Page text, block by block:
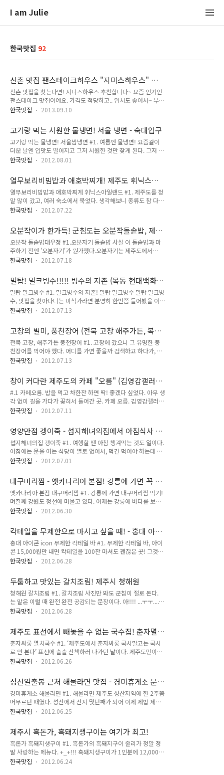
I am Julie
한국맛집 92
신촌 맛집 팬스테이크하우스 "지미스하우스" 스
테이크 먹으러 추천!
신촌 맛집을 찾는다면! 지니스하우스 추천합니다~ 요즘 인기인
팬스테이크 맛집이예요. 가격도 적당하고.. 위치도 좋아서~ 부담
없이 가기에 딱 좋은 것 같네요!!! Jimmy’s House 14,000원이
데 비주얼은 가격의 2배값을 하는 것 같죠? +_+ 아주 군침이 솔
솔.. 질도 좋아요~ 엄선된 국산 쇠고기만 사용하는 .. 정직한 맛
집. 지미스 하우스! 팬스테이크 먹으러 고고씽! Jimmy’s House
주소 : 서울시 서대문구 창천동 52-40 연락처 : 070-8822-
7151 영업시간: 주중 12시~ 10시 30분(3시-5시 브레이크타
면서 친구와 연인과 수다 떨기에 좋은 것..
한국맛집 2013.09.10
고기랑 먹는 시원한 물냉면! 서울 냉면 - 숙대입구
고기랑 먹는 물냉면! 서울쌈냉면 #1. 여름엔 물냉면! 요즘같이
더운 날엔 입맛도 떨어지고 그저 시원한 것만 찾게 된다. 그저 냉
면이 최고~! 사무실을 원효로1가로 옮겨 숙대앞의 맛집들을 찾
냉면을 발견하였다. 벌써 두번이나 다녀왔다. 오늘도 갈지도 모
른다. 너무나 맛있다~~!! 고기도 주고 냉면도 먹고! 물냉면과 비
빔냉면이 있다. 각 6,000원. 고기 추가는 3,000원. 곱배기는
500원! 추가! #2. 쫄깃한 면발에~ 시원하고 그윽한 육수. 서울
냉면의 냉면은 좀 맵기 때문에 매운 것이 부담스러운 분들은 덜
못하여, 늘 덜 맵게 해달라고 하는데 딱 좋다. 너무 맛있다 ㅠ_ㅠ
..
한국맛집 2012.08.01
열무보리비빔밥과 애호박찌개! 제주도 휘닉스아
일랜드 한식당 '일출봉'
열무보리비빔밥과 애호박찌게 휘닉스아일랜드 #1. 제주도를 정
말 많이 갔고, 여러 숙소에서 묵었다. 생각해보니 종류도 참 다양
하다. 펜션,게스트하우스,모텔,호텔,리조트,민박 그리고 심지어
일랜드' 리조트이다. 위치도 좋아하는 성산쪽에 있고, 시설과 가
격도 괜찮은 편이고, 풍경이 일단 너무 좋으니까!!! 섭지코지에
있으니까!!!!! 그리고 한가지 더 하자면, 밥이 참 맛있다 :) 휘닉스
아일랜드에 있는 한식당 '일출봉'에서는 한식을 정말 정갈한 스
타일로 맛볼 수 있다. 흑돼지구이도 있어요. 특히 전복뚝배기
애호박찌개(13,000원)을 먹었다. 반찬이 각각 접시에 담겨 1인
용으로 개..
한국맛집 2012.07.22
오분작이가 한가득! 군침도는 오분작돌솥밥, 제주
도 대우정
오분작 돌솥밥대우정 #1.오분자기 돌솥밥 사실 이 돌솥밥과 마
주하기 전엔 '오분자기'가 뭔가했다.오분자기는 제주도에서
70% 나는 해산물인데, 모양새는 전복과 흡사하다.둘 다 자주 마
@_@여튼 둘다 맛있다!! 오분자기는 특유의 오돌오돌 씹히는
식감 때문에 더 맛있고 재밌다. 오분자기는 보통 해물뚝배기나
된장찌게 등에 넣어서 먹지만! 돌솥밥으로도 먹는 곳이 있다고
하여! 소문난 맛집을 찾았다.그 이후로 그 맛에 반해!!! 제주에 갈
때마다 들르곤 한다. '대우정' 오분자기에 마가린과 양념을 넣어
로 한가득 뎦여진 잘게 썰린 오분자기들.뜨거운 김이 솔솔 오르
는 그 돌솥에 마가린과 양념장..
한국맛집 2012.07.18
밀탑! 밀크빙수!!!!! 빙수의 지존 (목동 현대백화
점 밀탑)
밀탑 밀크빙수 #1. 밀크빙수의 지존! 밀탑 밀크빙수 밀탑 밀크빙
수, 맛집을 찾아다니는 미식가라면 분명히 한번쯤 들어봤을 이름
이다. 내가 현대백화점을 좋아하는 가장 큰 이유일지도 모르겠
깐!!! 주말에는 사람들이 많아서 줄을 서야만 먹을 수 있는 곳. 이
럴 땐 평일에 시간이 나는 우리가 참 좋다 :) #2. 이런 오묘한 밀
크얼음이 또 없다. 사르르르... 녹는 것도 참 사르르르... 어쩜 이
런 우유 맛이 나지?!! 밀탑 밀크빙수는 정말 밀빙의 지존. 팥도
오동통하고 정말 맛있다!!! 떡도 큼직하게 뚝딱뚝딱 들어있다.
탑의 밀크빙수는 인당 하나는 먹어줘야 만족스럽다....ㅋㅋ 그만
큼 ..
한국맛집 2012.07.13
고창의 별미, 풍천장어 (전북 고창 해주가든, 복분
자칼국수 장어구이)
전북 고창, 해주가든 풍천장어 #1. 고창에 갔으니 그 유명한 풍
천장어를 먹어야 했다. 어디를 가면 좋을까 검색하고 하다가, 복
분자칼국수도 같이 하는 곳으로 결정! 센불에 초벌구이를 하고
한 맛이 전혀 없고, 장어를 그리 즐기지 않는 사람도 계속 먹고
싶을 정도로 담백하고 맛있었다. 소금구이, 양념구이가 있는데
둘다 추천 +_+ #2. 밑반찬이 맛있어서 또 좋았다. 흐흣. 특히 여
러 야채를 넣고 양념에 버무리신 반찬이 있었는데 (아쉽게도 사
진엔 없네요) 야채와 함께 들깨가 아삭하게 씹히는 맛이 별미였
으니 좋더라. #4. 노릇노릇하게 숯불로 구워지는 도톰한 장어
들.. 괜히 고창 풍..
한국맛집 2012.07.13
창이 커다란 제주도의 카페 "오름" (김영갑갤러
리 근처)
#.1 카페오름. 밥을 먹고 차한잔 하면 딱! 좋겠다 싶었다. 아무 생
각 없이 길을 가다가 꽂혀서 들어간 곳. 카페 오름. 김영갑갤러리
바로 근처에 있다. 바로 길건너편에 딱! 김영갑갤러리를 네번은
생긴지 두세달밖에 안되셨단다. 물론 이 글을 쓰는 지금으로부터
몇달 전의 이야기다. 이제는 오픈한지 일년정도 되셨겠네요 :) 커
다란 창이 아주 마음에 들던 곳. #2. 같이 간 한 친구는 이곳에서
이야기를 하다가 인생의 터닝포인트를 얻어가게 되었다. 역시 하
고 싶은 일을 해야겠다며, 밝은 표정에 격앙된 목소리로 말하던
다던 일을 하며 잘 살고 있다. 아침에 찾아가서 한적한 분위기가
..
한국맛집 2012.07.11
영양만점 겡이죽 - 섭지해녀의집에서 아침식사 하
기!
섭지해녀의집 갱이죽 #1. 여행할 땐 아침 챙겨먹는 것도 일이다.
아침에는 문을 여는 식당이 별로 없어서, 먹긴 먹어야 하는데 고
민 고민. 이 날도 그랬다. 제주도에 머무는 중에 친구들이 아침
왔는데 뭘 먹어야할지 한참 또 고민 고민. 오조해녀의 집을 갈까
도 하다가 저번에 가봤으므로 이번엔 섭지해녀의 집! 콜! 아침 식
사가 가능하고 아침에 부드럽게 죽을 먹어주는 것이 좋으니까
요! 섭지해녀의 집은 겡이죽이 유명하다. 제주도 방언으로 게를
겡이 혹은 깅이라고 한다고 한다. 겡이죽은 갯벌에 사는 작은 겡
에 완전 영양 만점이라고! 색은 좀 요상스럽긴 하지만, 영양 만점
에 고소하고 맛있으니 ..
한국맛집 2012.07.01
대구머리찜 - 옛카나리아 본점! 강릉에 가면 꼭 가
볼 맛집
옛카나리아 본점 대구머리찜 #1. 강릉에 가면 대구머리찜 먹기!
며칠째 강원도 정선에 머물고 있다. 어제는 강릉에 바다를 보러
가기로 하고, 다같이 강릉으로 출동! 바다를 보고선 출출해진 우
문으로 하는 대구머리찜 맛집! 아구찜 같은 형식인데, 정말 맛있
었다. 눈물나게! 주먹만한 감자가 통째로 들어가고, 아삭아삭한
콩나물이 수북히 쌓여 커다란 쟁반에 담겨 나온다. 사진을 찍으
려하니 아주머니께서 말씀하신다. "사진 올리지 마세요. 안그래
도 손님이 넘 많아요~" ㅎㅎ 정말 손님이 많긴 하더군요! 옛카나
본점이 젤로 맛있겠지? :) 하얀 대구생선 살이 끝도 없이 나와서..
아 대구머리가 정말..
한국맛집 2012.06.30
칵테일을 무제한으로 마시고 싶을 때! - 홍대 아이
콘(icon) 칵테일 바
홍대 아이콘 icon 무제한 칵테일 바 #1. 무제한 칵테일 바, 아이
콘 15,000원만 내면 칵테일을 100잔 마셔도 괜찮은 곳! 그것도
홍대에서! 생긴지 얼마 안되었지만, 참 훈훈한 곳이다. 무제한 칵
셔도 괜찮다. 가능만 하다면 백잔도. #2. 스낵류도 있다. 나쵸
5,000원! #2. 피치크러쉬, 깔루아밀크, 미도시샤워, 드라이버
스크류 등 좋아하는 칵테일을 다 마셔보는 시간. 게다가 바텐더
는 세계 최고의 바텐더다. 세계 대회에서 수상했다고. +_+ #3.
게다가 더 좋은 점은, 손목에 도장을 찍어주는데, 이 도장만 있으
기로 변신하니 클럽 좋아하는 분들은 가도 좋을 듯! ..
한국맛집 2012.06.28
두툼하고 맛있는 갈치조림! 제주시 청해원
청해원 갈치조림 #1. 갈치조림 사진만 봐도 군침이 절로 돈다.
는 말은 이럴 때 완전 완전 공감되는 문장이다. 아!!!! ...ㅜㅜ........
사진만 보고 있자니 괴로운 수준. 갈치조림을 먹고 싶은 사람들
(28,000원)에 공기밥을 먹으니 딱 좋았다. 갈치조림 외에도 다
른 메뉴들이 있지만, 일단 청해원은 갈치조림으로 유명하다니 갈
치조림만 먹었다. 다음에 제주도에 가도 청해원의 갈치조림을 먹
으러 갈 계획이다. 맛있으니까! 매콤하면서도 약간 달달한 양념
맛이 정말 끝내준다. 하얀 갈치 속살도 좋지만, 무도 맛있고 그냥
것은 아니지만 좋아라하는 양념게장이 나와서 올킬되었다. 양념
게장...
한국맛집 2012.06.28
제주도 표선에서 빼놓을 수 없는 국수집! 춘자멸
치국수 (춘자싸롱)
춘자싸롱 멸치국수 #1. ‘제주도에서 춘자싸롱 국시말고는 국시
로 안 본다’ 표선에 슬슬 산책하러 나가던 날이다. 제주도민이라
도 되는 것마냥 굴던 날. 숨비게스트하우스에서 버스를 타고 슬
미처 내고 오지 못한 자동차세를 내고 나오니 출출하다. 표선에
나온 두번째 이유는 춘자멸치국수를 먹어 보기 위함이었다. 물론
세번째는 표선해변에서 멍때리기였고 :) 성석제씨가 소풍 산문
집에서 극찬했다는 멸치국수란 대체 어떤 맛일까! 제주도에서
춘자싸롱 국시말고는 국시로 안 본다는건 대체 무얼까! #2. 그렇
다. 춘자싸롱이라고도 불리우는 이곳은 멸치국수 전문점으로 지
역주민은 물론 제주 올레꾼들에게 유명한 곳..
한국맛집 2012.06.26
성산일출봉 근처 해물라면 맛집 - 경미휴게소 문
어라면
경미휴게소 해물라면 #1. 해물라면 제주도 성산지역에 한 2주쯤
머무르던 때였다. 성산에서 산지 몇년째가 되어 이제 제법 제주
여자처럼 보이는 친구를 따라 이곳을 찾았다. 일명 '문어라면'으
가기 전이나 후에 가도 좋을 곳. 사진에 보면 알겠지만 라면에 문
어가 숭숭 들어가 있다. 하지만 뭐 큰 문어를 기대하면 안되고,
그냥 문어가 좀 들어간 해물라면 정도로 생각하고 가면 좋겠다.
#2. 경미휴게소 가게 이름이 '경미휴게소'라서 참 특이했다. 그
냥 시골 가게 같은 느낌인데 이름은 고속도로 휴게소를 생각나게
한국맛집 2012.06.25
제주시 흑돈가, 흑돼지생구이는 여기가 최고!
흑돈가 흑돼지생구이 #1. 흑돈가의 흑돼지구이 줄리가 정말 정
말 사랑하는 메뉴다. +_+!!! 흑돼지생구이가 1인분에 12,000
원.. 도톰한 고기를 참숯에 직화로 구워서 먹으면 기름이 쏙~빠
한국맛집 2012.06.24